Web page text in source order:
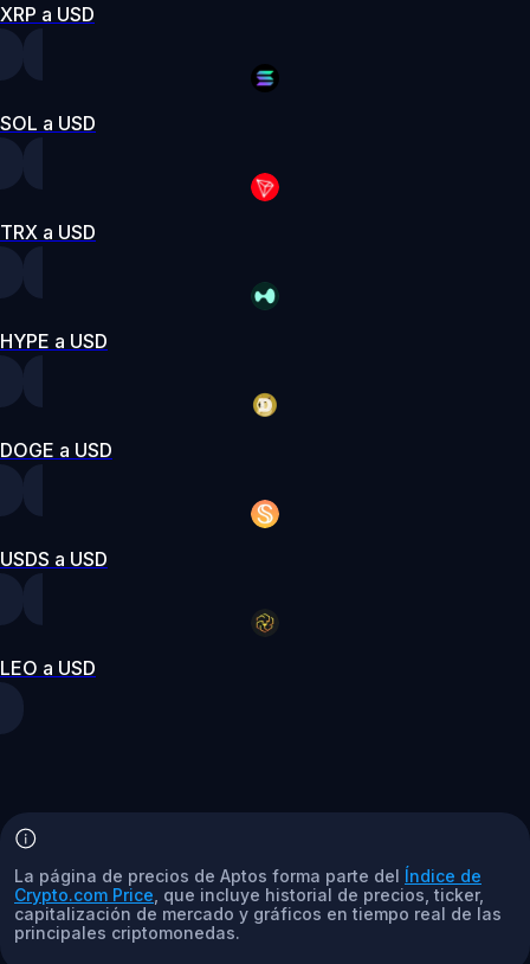
XRP a USD
SOL a USD
TRX a USD
HYPE a USD
DOGE a USD
USDS a USD
LEO a USD
La página de precios de Aptos forma parte del Índice de
Crypto.com Price , que incluye historial de precios, ticker,
capitalización de mercado y gráficos en tiempo real de las
principales criptomonedas.